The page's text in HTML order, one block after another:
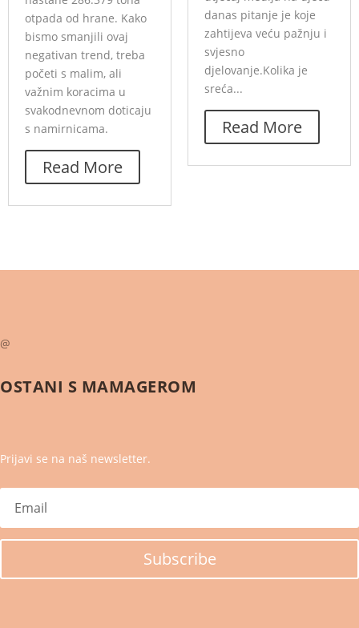
otpada od hrane. Kako
bismo smanjili ovaj
negativan trend, treba
početi s malim, ali
važnim koracima u
svakodnevnom doticaju
s namirnicama.
Read More
danas pitanje je koje
zahtijeva veću pažnju i
svjesno
djelovanje.Kolika je
sreća...
Read More
@
OSTANI S MAMAGEROM
Prijavi se na naš newsletter.
Subscribe